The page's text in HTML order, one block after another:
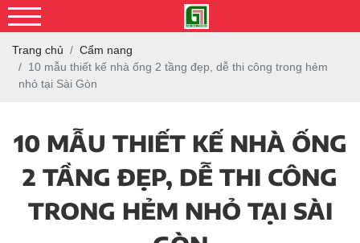
Trang chủ
Cẩm nang
10 mẫu thiết kế nhà ống 2 tầng đẹp, dễ thi công trong hẻm
nhỏ tại Sài Gòn
10 MẪU THIẾT KẾ NHÀ ỐNG
2 TẦNG ĐẸP, DỄ THI CÔNG
TRONG HẺM NHỎ TẠI SÀI